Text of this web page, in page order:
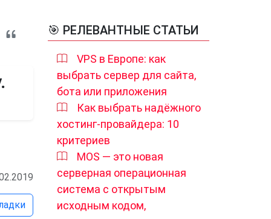
🎯 РЕЛЕВАНТНЫЕ СТАТЬИ
VPS в Европе: как
выбрать сервер для сайта,
бота или приложения
Как выбрать надёжного
хостинг-провайдера: 10
критериев
MOS — это новая
серверная операционная
система с открытым
исходным кодом,